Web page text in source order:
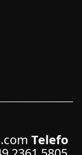
Telefo